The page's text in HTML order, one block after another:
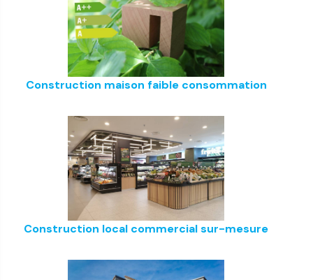
Construction maison faible consommation
Construction local commercial sur-mesure